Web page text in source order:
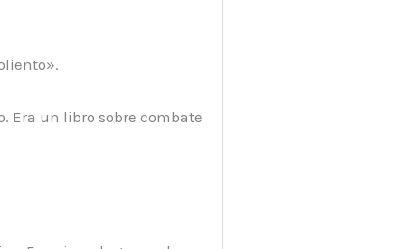
Era un libro sobre combate